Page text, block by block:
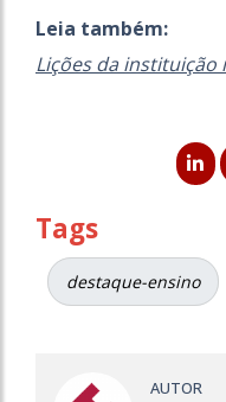
Leia também:
Lições da instituição
Tags
destaque-ensino
AUTOR